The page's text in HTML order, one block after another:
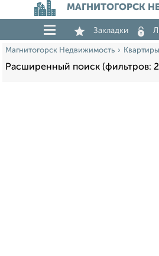
МАГНИТОГОРСК
Закладки
Магнитогорск Недвижимость Квартиры
Расширенный поиск (фильтров: